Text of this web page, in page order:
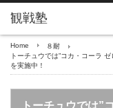
Home
８耐
トーチュウでは”コカ・コーラ
を実施中！
トーチュウでは”